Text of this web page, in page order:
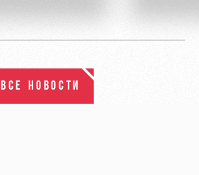
ВСЕ НОВОСТИ